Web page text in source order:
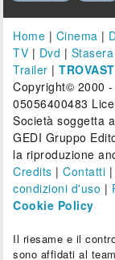
Home | Cinema |
TV | Dvd |
Trailer |
Copyright© 2000
05056400483
Società soggetta
GEDI Gruppo
la riproduzione
Credits |Contatti |
condizioni d'uso |
Cookie Policy
Il riesame e il
sono affidati al